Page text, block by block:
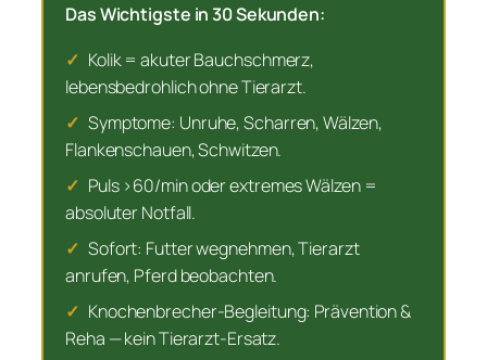
Das Wichtigste in 30 Sekunden:
✓ Kolik = akuter Bauchschmerz,
lebensbedrohlich ohne Tierarzt.
✓ Symptome: Unruhe, Scharren, Wälzen,
Flankenschauen, Schwitzen.
✓ Puls >60/min oder extremes Wälzen =
absoluter Notfall.
✓ Sofort: Futter wegnehmen, Tierarzt
anrufen, Pferd beobachten.
✓ Knochenbrecher-Begleitung: Prävention &
Reha — kein Tierarzt-Ersatz.